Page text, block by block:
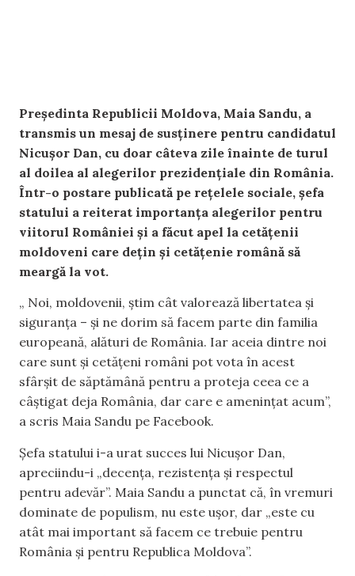
Președinta Republicii Moldova, Maia Sandu, a
transmis un mesaj de susținere pentru candidatul
Nicușor Dan, cu doar câteva zile înainte de turul
al doilea al alegerilor prezidențiale din România.
Într-o postare publicată pe rețelele sociale, șefa
statului a reiterat importanța alegerilor pentru
viitorul României și a făcut apel la cetățenii
moldoveni care dețin și cetățenie română să
meargă la vot.
„ Noi, moldovenii, știm cât valorează libertatea și
siguranța – și ne dorim să facem parte din familia
europeană, alături de România. Iar aceia dintre noi
care sunt și cetățeni români pot vota în acest
sfârșit de săptămână pentru a proteja ceea ce a
câștigat deja România, dar care e amenințat acum”,
a scris Maia Sandu pe Facebook.
Șefa statului i-a urat succes lui Nicușor Dan,
apreciindu-i „decența, rezistența și respectul
pentru adevăr”. Maia Sandu a punctat că, în vremuri
dominate de populism, nu este ușor, dar „este cu
atât mai important să facem ce trebuie pentru
România și pentru Republica Moldova”.